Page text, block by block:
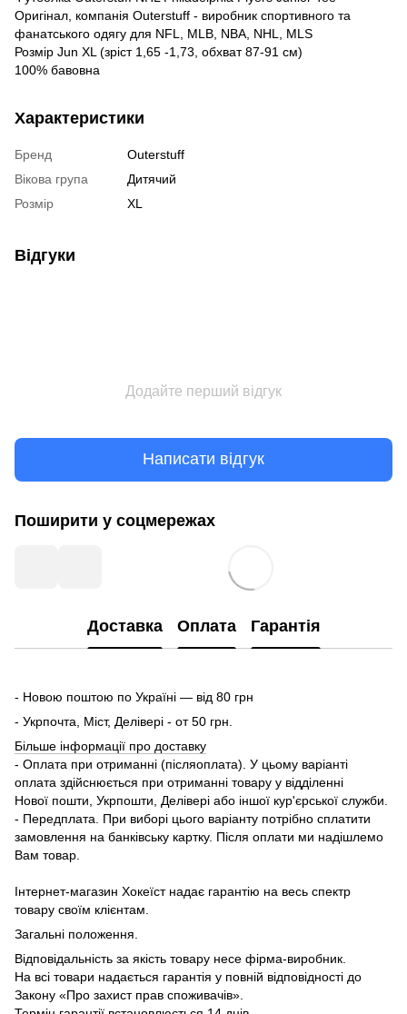
Оригінал, компанія Outerstuff - виробник спортивного та
фанатського одягу для NFL, MLB, NBA, NHL, MLS
Розмір Jun XL (зріст 1,65 -1,73, обхват 87-91 см)
100% бавовна
Характеристики
Бренд
Outerstuff
Вікова група
Дитячий
Розмір
XL
Відгуки
Додайте перший відгук
Написати відгук
Поширити у соцмережах
Доставка Оплата Гарантія
- Новою поштою по Україні — від 80 грн
- Укрпочта, Міст, Делівері - от 50 грн.
Більше інформації про доставку
- Оплата при отриманні (післяоплата). У цьому варіанті
оплата здійснюється при отриманні товару у відділенні
Нової пошти, Укрпошти, Делівері або іншої кур'єрської служби.
- Передплата. При виборі цього варіанту потрібно сплатити
замовлення на банківську картку. Після оплати ми надішлемо
Вам товар.
Інтернет-магазин Хокеїст надає гарантію на весь спектр
товару своїм клієнтам.
Загальні положення.
Відповідальність за якість товару несе фірма-виробник.
На всі товари надається гарантія у повній відповідності до
Закону «Про захист прав споживачів».